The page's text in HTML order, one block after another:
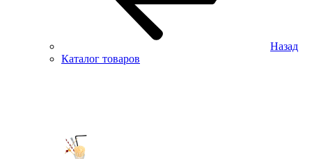
Назад
Каталог товаров